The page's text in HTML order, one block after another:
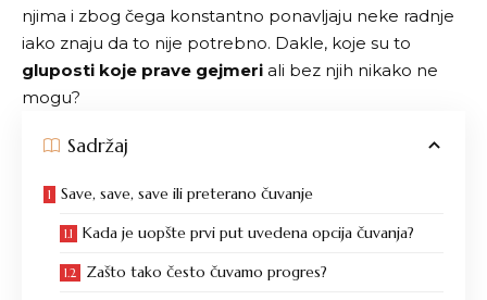
njima i zbog čega konstantno ponavljaju neke radnje
iako znaju da to nije potrebno. Dakle, koje su to
gluposti koje prave gejmeri ali bez njih nikako ne
mogu?
Sadržaj
Save, save, save ili preterano čuvanje
Kada je uopšte prvi put uvedena opcija čuvanja?
Zašto tako često čuvamo progres?